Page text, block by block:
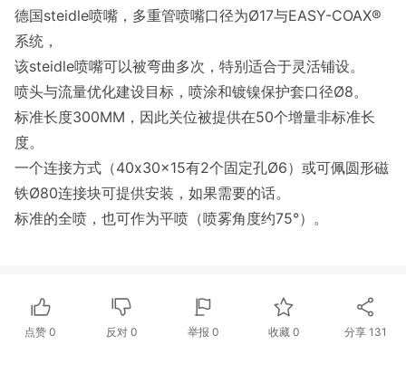
德国steidle喷嘴，多重管喷嘴口径为Ø17与EASY-COAX®
系统，
该steidle喷嘴可以被弯曲多次，特别适合于灵活铺设。
喷头与流量优化建设目标，喷涂和镀镍保护套口径Ø8。
标准长度300MM，因此关位被提供在50个增量非标准长
度。
一个连接方式（40x30x15有2个固定孔Ø6）或可佩圆形磁
铁Ø80连接块可提供安装，如果需要的话。
标准的全喷，也可作为平喷（喷雾角度约75°）。
点赞0 反对 0 举报 0 收藏 0 分享 131